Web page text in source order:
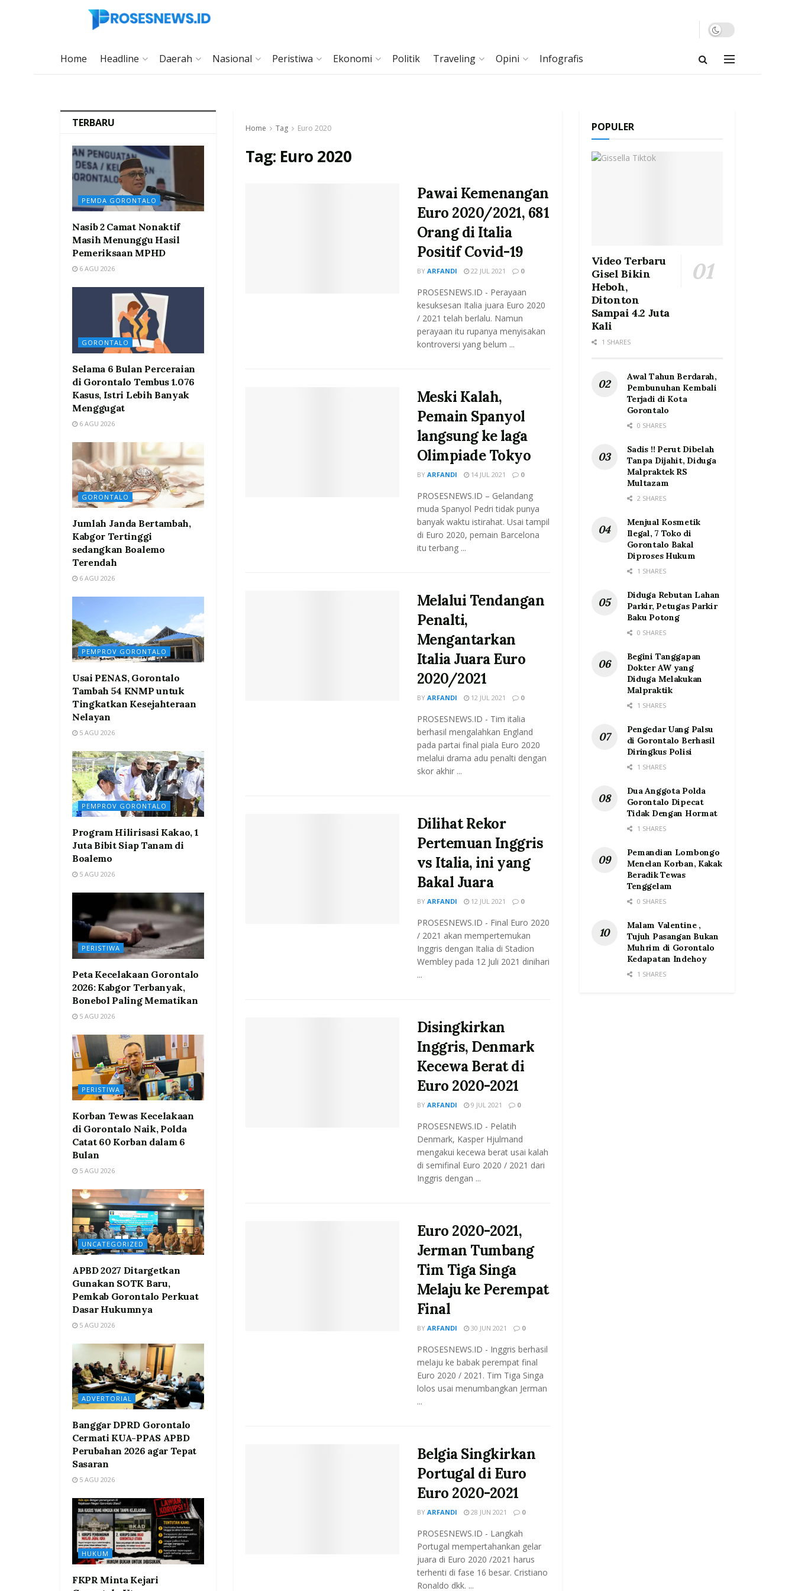
Home Headline Daerah Nasional Peristiwa Ekonomi Politik Traveling Opini Infografis
Home Tag Euro 2020
Tag: Euro 2020
Pawai Kemenangan
Euro 2020/2021, 681
Orang di Italia
Positif Covid-19
BY ARFANDI 22 JUL 2021 0
PROSESNEWS.ID - Perayaan
kesuksesan Italia juara Euro 2020
/ 2021 telah berlalu. Namun
perayaan itu rupanya menyisakan
kontroversi yang belum ...
Meski Kalah,
Pemain Spanyol
langsung ke laga
Olimpiade Tokyo
BY ARFANDI 14 JUL 2021 0
PROSESNEWS.ID – Gelandang
muda Spanyol Pedri tidak punya
banyak waktu istirahat. Usai tampil
di Euro 2020, pemain Barcelona
itu terbang ...
Melalui Tendangan
Penalti,
Mengantarkan
Italia Juara Euro
2020/2021
BY ARFANDI 12 JUL 2021 0
PROSESNEWS.ID - Tim italia
berhasil mengalahkan England
pada partai final piala Euro 2020
melalui drama adu penalti dengan
skor akhir ...
Dilihat Rekor
Pertemuan Inggris
vs Italia, ini yang
Bakal Juara
BY ARFANDI 12 JUL 2021 0
PROSESNEWS.ID - Final Euro 2020
/ 2021 akan mempertemukan
Inggris dengan Italia di Stadion
Wembley pada 12 Juli 2021 dinihari
...
Disingkirkan
Inggris, Denmark
Kecewa Berat di
Euro 2020-2021
BY ARFANDI 9 JUL 2021 0
PROSESNEWS.ID - Pelatih
Denmark, Kasper Hjulmand
mengakui kecewa berat usai kalah
di semifinal Euro 2020 / 2021 dari
Inggris dengan ...
Euro 2020-2021,
Jerman Tumbang
Tim Tiga Singa
Melaju ke Perempat
Final
BY ARFANDI 30 JUN 2021 0
PROSESNEWS.ID - Inggris berhasil
melaju ke babak perempat final
Euro 2020 / 2021. Tim Tiga Singa
lolos usai menumbangkan Jerman
...
Belgia Singkirkan
Portugal di Euro
Euro 2020-2021
BY ARFANDI 28 JUN 2021 0
PROSESNEWS.ID - Langkah
Portugal mempertahankan gelar
juara di Euro 2020 /2021 harus
terhenti di fase 16 besar. Cristiano
Ronaldo dkk. ...
TERBARU
PEMDA GORONTALO
Nasib 2 Camat Nonaktif
Masih Menunggu Hasil
Pemeriksaan MPHD
6 AGU 2026
GORONTALO
Selama 6 Bulan Perceraian
di Gorontalo Tembus 1.076
Kasus, Istri Lebih Banyak
Menggugat
6 AGU 2026
GORONTALO
Jumlah Janda Bertambah,
Kabgor Tertinggi
sedangkan Boalemo
Terendah
6 AGU 2026
PEMPROV GORONTALO
Usai PENAS, Gorontalo
Tambah 54 KNMP untuk
Tingkatkan Kesejahteraan
Nelayan
5 AGU 2026
PEMPROV GORONTALO
Program Hilirisasi Kakao, 1
Juta Bibit Siap Tanam di
Boalemo
5 AGU 2026
PERISTIWA
Peta Kecelakaan Gorontalo
2026: Kabgor Terbanyak,
Bonebol Paling Mematikan
5 AGU 2026
PERISTIWA
Korban Tewas Kecelakaan
di Gorontalo Naik, Polda
Catat 60 Korban dalam 6
Bulan
5 AGU 2026
UNCATEGORIZED
APBD 2027 Ditargetkan
Gunakan SOTK Baru,
Pemkab Gorontalo Perkuat
Dasar Hukumnya
5 AGU 2026
ADVERTORIAL
Banggar DPRD Gorontalo
Cermati KUA-PPAS APBD
Perubahan 2026 agar Tepat
Sasaran
5 AGU 2026
HUKUM
FKPR Minta Kejari
POPULER
Video Terbaru
Gisel Bikin
Heboh,
Ditonton
Sampai 4.2 Juta
Kali
1 SHARES
Awal Tahun Berdarah,
Pembunuhan Kembali
Terjadi di Kota
Gorontalo
0 SHARES
Sadis !! Perut Dibelah
Tanpa Dijahit, Diduga
Malpraktek RS
Multazam
2 SHARES
Menjual Kosmetik
Ilegal, 7 Toko di
Gorontalo Bakal
Diproses Hukum
1 SHARES
Diduga Rebutan Lahan
Parkir, Petugas Parkir
Baku Potong
0 SHARES
Begini Tanggapan
Dokter AW yang
Diduga Melakukan
Malpraktik
1 SHARES
Pengedar Uang Palsu
di Gorontalo Berhasil
Diringkus Polisi
1 SHARES
Dua Anggota Polda
Gorontalo Dipecat
Tidak Dengan Hormat
1 SHARES
Pemandian Lombongo
Menelan Korban, Kakak
Beradik Tewas
Tenggelam
0 SHARES
Malam Valentine ,
Tujuh Pasangan Bukan
Muhrim di Gorontalo
Kedapatan Indehoy
1 SHARES